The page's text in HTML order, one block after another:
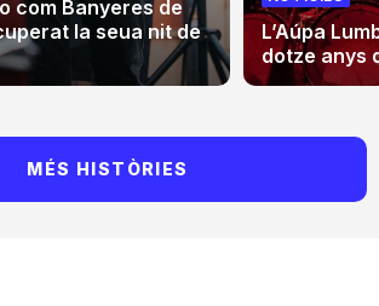
com Banyeres de
la seua nit de
L’Aúpa
dotze anys
MÉS HISTÒRIES